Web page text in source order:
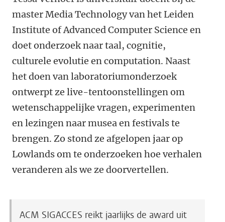
master Media Technology van het Leiden
Institute of Advanced Computer Science en
doet onderzoek naar taal, cognitie,
culturele evolutie en computation. Naast
het doen van laboratoriumonderzoek
ontwerpt ze live-tentoonstellingen om
wetenschappelijke vragen, experimenten
en lezingen naar musea en festivals te
brengen. Zo stond ze afgelopen jaar op
Lowlands om te onderzoeken hoe verhalen
veranderen als we ze doorvertellen.
ACM SIGACCES reikt jaarlijks de award uit